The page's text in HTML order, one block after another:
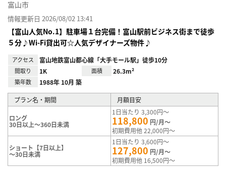
富山市
情報更新日 2026/08/02 13:41
【富山人気No.1】駐車場１台完備！富山駅前ビジネス街まで徒歩
５分♪Wi-Fi貸出可☆人気デザイナーズ物件♪
アクセス 富山地鉄富山都心線「大手モール駅」徒歩10分
間取り 1K 面積 26.3m²
築年数 1988年 10月 築
プラン名・期間 月額目安
ロング
30日以上～360日未満
1日当たり 3,300円～
118,800 円/月～
初期費用他 22,000円～
ショート【7日以上】
～30日未満
1日当たり 3,600円～
127,800 円/月～
初期費用他 16,500円～